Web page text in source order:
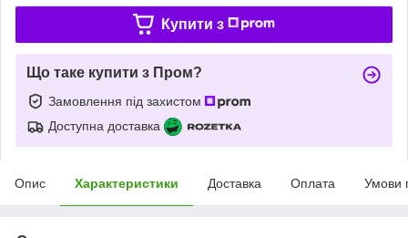
Купити з
Що таке купити з Пром?
Замовлення під захистом
Доступна доставка
Опис Характеристики Доставка Оплата Умови